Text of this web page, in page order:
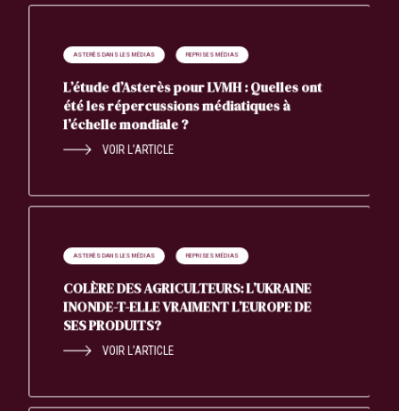
ASTERÈS DANS LES MÉDIAS REPRISES MÉDIAS
L’étude d’Asterès pour LVMH : Quelles ont
été les répercussions médiatiques à
l’échelle mondiale ?
VOIR L’ARTICLE
ASTERÈS DANS LES MÉDIAS REPRISES MÉDIAS
COLÈRE DES AGRICULTEURS: L’UKRAINE
INONDE-T-ELLE VRAIMENT L’EUROPE DE
SES PRODUITS?
VOIR L’ARTICLE